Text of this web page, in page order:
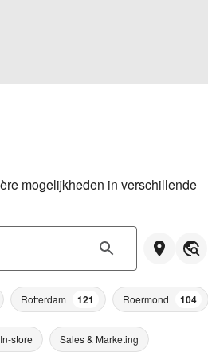
mogelijkheden in verschillende
Rotterdam 121 Roermond 104
store Sales & Marketing